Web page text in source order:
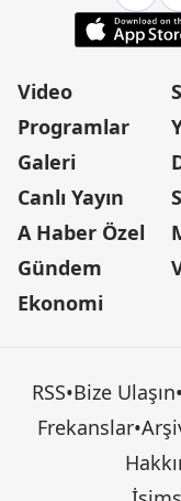
Video
Programlar
Galeri
Canlı Yayın
A Haber Özel
Gündem
Ekonomi
RSS•Bize Ulaşın•
Frekanslar•